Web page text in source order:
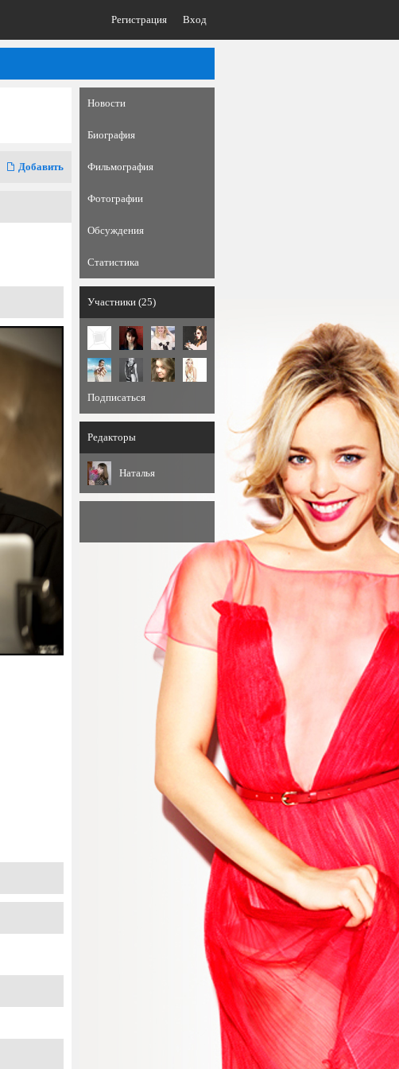
Регистрация Вход
Добавить
Новости
Биография
Фильмография
Фотографии
Обсуждения
Статистика
Участники (25)
Подписаться
Редакторы
Наталья